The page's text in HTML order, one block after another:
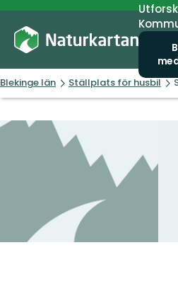
Blekinge län Ställplats för husbil